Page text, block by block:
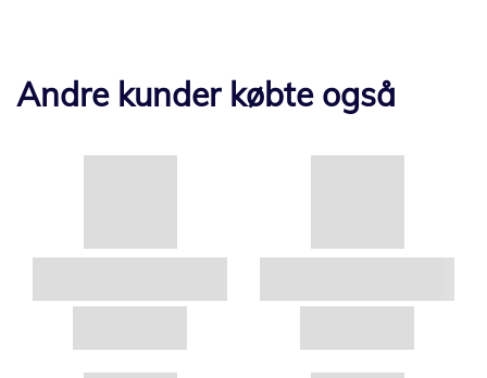
Andre kunder købte også